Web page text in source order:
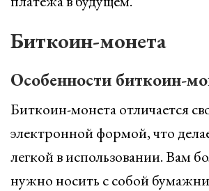
Биткоин-монета
Особенности биткоин-
Биткоин-монета отличается
электронной формой, что
легкой в использовании. Вам
нужно носить с собой